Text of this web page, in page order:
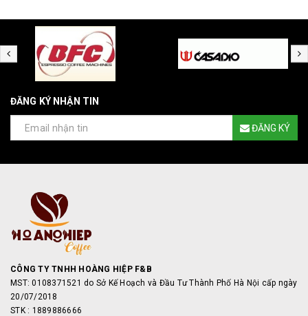
ĐĂNG KÝ NHẬN TIN
ĐĂNG KÝ
CÔNG TY TNHH HOÀNG HIỆP F&B
MST: 0108371521 do Sở Kế Hoạch và Đầu Tư Thành Phố Hà Nội cấp ngày
20/07/2018
STK : 1889886666